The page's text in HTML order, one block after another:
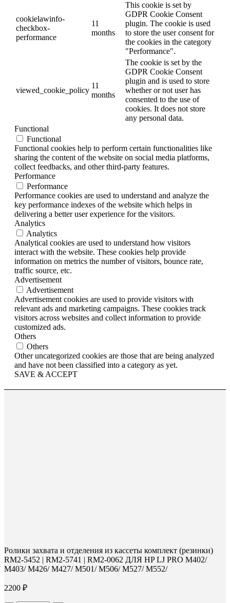
cookielawinfo-
checkbox-
performance
11
months
This cookie is set by
GDPR Cookie Consent
plugin. The cookie is used
to store the user consent for
the cookies in the category
"Performance".
viewed_cookie_policy
11
months
The cookie is set by the
GDPR Cookie Consent
plugin and is used to store
whether or not user has
consented to the use of
cookies. It does not store
any personal data.
Functional
Functional
Functional cookies help to perform certain functionalities like
sharing the content of the website on social media platforms,
collect feedbacks, and other third-party features.
Performance
Performance
Performance cookies are used to understand and analyze the
key performance indexes of the website which helps in
delivering a better user experience for the visitors.
Analytics
Analytics
Analytical cookies are used to understand how visitors
interact with the website. These cookies help provide
information on metrics the number of visitors, bounce rate,
traffic source, etc.
Advertisement
Advertisement
Advertisement cookies are used to provide visitors with
relevant ads and marketing campaigns. These cookies track
visitors across websites and collect information to provide
customized ads.
Others
Others
Other uncategorized cookies are those that are being analyzed
and have not been classified into a category as yet.
SAVE & ACCEPT
Ролики захвата и отделения из кассеты комплект (резинки)
RM2-5452 | RM2-5741 | RM2-0062 ДЛЯ HP LJ PRO M402/
M403/ M426/ M427/ M501/ M506/ M527/ M552/
2200 ₽